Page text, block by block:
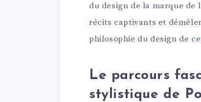
du design de la marque de
récits captivants et
philosophie du design de
Le parcours
stylistique de